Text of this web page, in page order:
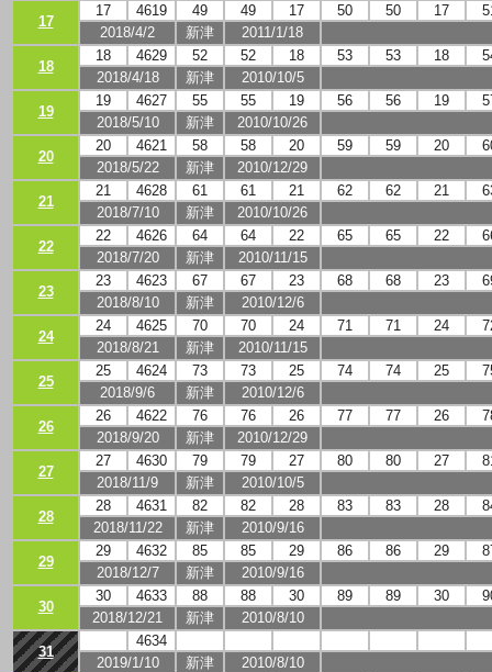
17
17 4619 49 49 17 50 50 17
2018/4/2
新津 2011/1/18
18
18 4629 52 52 18 53 53 18
2018/4/18
新津 2010/10/5
19
19 4627 55 55 19 56 56 19
2018/5/10
新津 2010/10/26
20
20 4621 58 58 20 59 59 20
2018/5/22
新津 2010/12/29
21
21 4628 61 61 21 62 62 21
2018/7/10
新津 2010/10/26
22
22 4626 64 64 22 65 65 22
2018/7/20
新津 2010/11/15
23
23 4623 67 67 23 68 68 23
2018/8/10
新津 2010/12/6
24
24 4625 70 70 24 71 71 24
2018/8/21
新津 2010/11/15
25
25 4624 73 73 25 74 74 25
2018/9/6
新津 2010/12/6
26
26 4622 76 76 26 77 77 26
2018/9/20
新津 2010/12/29
27
27 4630 79 79 27 80 80 27
2018/11/9
新津 2010/10/5
28
28 4631 82 82 28 83 83 28
2018/11/22
新津 2010/9/16
29
29 4632 85 85 29 86 86 29
2018/12/7
新津 2010/9/16
30
30 4633 88 88 30 89 89 30
2018/12/21
新津 2010/8/10
31
4634
2019/1/10
新津 2010/8/10